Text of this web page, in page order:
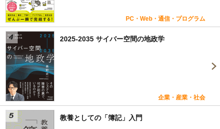
PC・Web・通信・プログラム
2025-2035 サイバー空間の地政学
企業・産業・社会
教養としての「簿記」入門